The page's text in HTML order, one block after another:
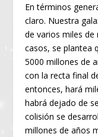
En términos
claro. Nuestra
de varios miles de
casos, se plantea
5000 millones de
con la recta final
entonces, hará
habrá dejado de
colisión se
millones de años